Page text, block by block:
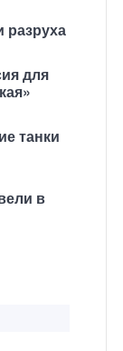
разруха
для
танки
в